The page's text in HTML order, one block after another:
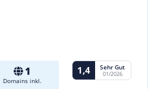
1
Domains inkl.
1,4 Sehr Gut
01/2026